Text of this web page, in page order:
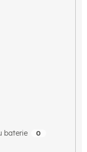
baterie 0